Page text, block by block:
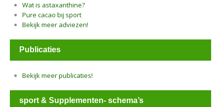
Wat is astaxanthine?
Pure cacao bij sport
Bekijk meer adviezen!
Publicaties
Bekijk meer publicaties!
sport & Supplementen- schema’s